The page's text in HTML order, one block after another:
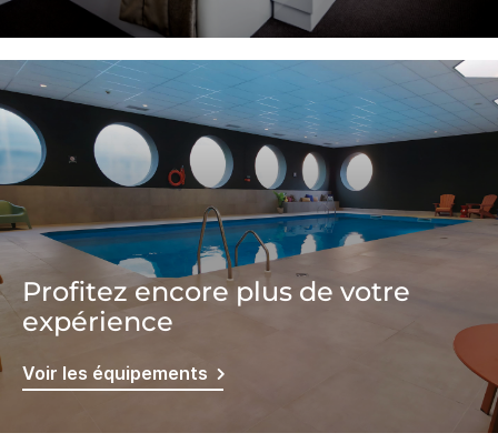
Profitez encore plus de votre
expérience
Voir les équipements